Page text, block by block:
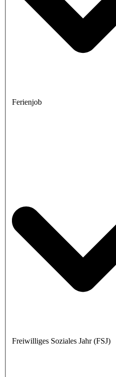
Ferienjob
Freiwilliges Soziales Jahr (FSJ)